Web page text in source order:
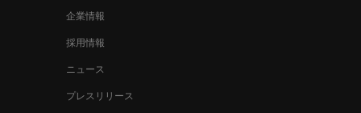
企業情報
採用情報
ニュース
プレスリリース